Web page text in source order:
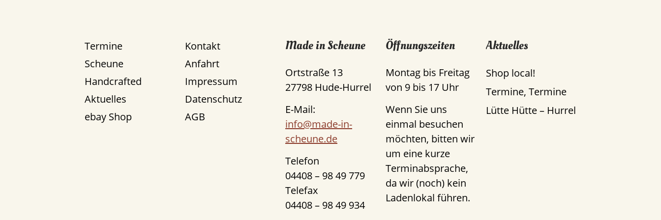
Termine
Scheune
Handcrafted
Aktuelles
ebay Shop
Kontakt
Anfahrt
Impressum
Datenschutz
AGB
Made in Scheune
Ortstraße 13
27798 Hude-Hurrel
E-Mail:
info@made-in-
scheune.de
Telefon
04408 – 98 49 779
Telefax
04408 – 98 49 934
Öffnungszeiten
Montag bis Freitag
von 9 bis 17 Uhr
Wenn Sie uns
einmal besuchen
möchten, bitten wir
um eine kurze
Terminabsprache,
da wir (noch) kein
Ladenlokal führen.
Aktuelles
Shop local!
Termine, Termine
Lütte Hütte – Hurrel